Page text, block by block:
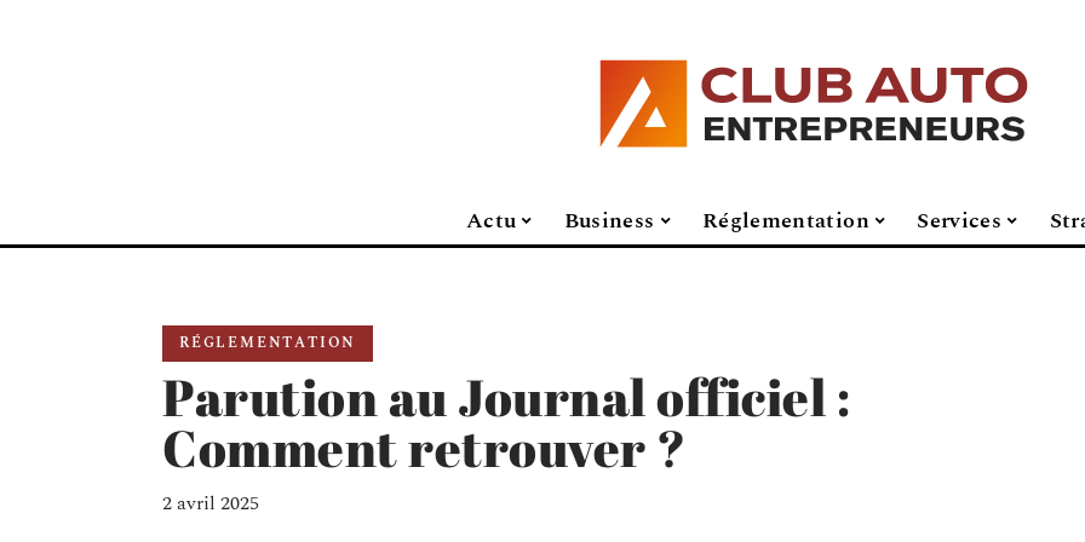
Actu Business Réglementation Services
RÉGLEMENTATION
Parution au Journal officiel :
Comment retrouver ?
2 avril 2025